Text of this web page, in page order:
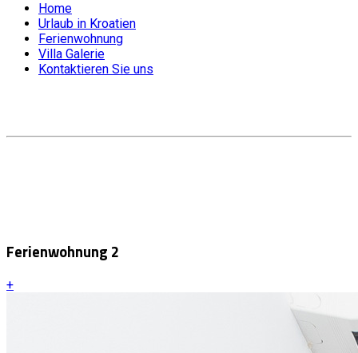
Home
Urlaub in Kroatien
Ferienwohnung
Villa Galerie
Kontaktieren Sie uns
Ferienwohnung 2
+